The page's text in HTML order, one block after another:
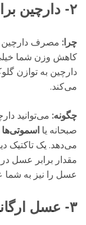
۲- دارچین برای تنظیم قندخون
چرا: مصرف دارچین
کاهش وزن شما
دارچین به توازن
می‌کند.
چگونه: می‌توانید
صبحانه یا اسموتی‌ها
می‌دهد. یک تاکتیک
مقدار برابر عسل
عسل را نیز به
۳- عسل ارگانیک، برای سوخت و ساز خوب